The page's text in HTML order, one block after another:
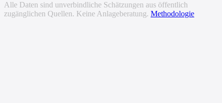
Alle Daten sind unverbindliche Schätzungen aus öffentlich
zugänglichen Quellen. Keine Anlageberatung. Methodologie